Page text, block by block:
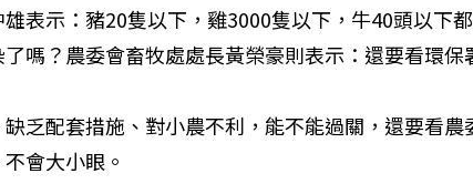
表示：豬20隻以下，雞3000隻以下，牛40頭以下
嗎？農委會畜牧處處長黃榮豪則表示：還要看環保
乏配套措施、對小農不利，能不能過關，還要看農
會大小眼。